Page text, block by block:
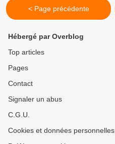
< Page précédente
Hébergé par Overblog
Top articles
Pages
Contact
Signaler un abus
C.G.U.
Cookies et données personnelles